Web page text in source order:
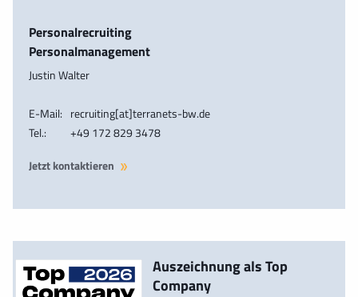
Personalrecruiting
Personalmanagement
Justin Walter
E-Mail: recruiting[at]terranets-bw.de
Tel.:
+49 172 829 3478
Jetzt kontaktieren
Auszeichnung als Top
Company